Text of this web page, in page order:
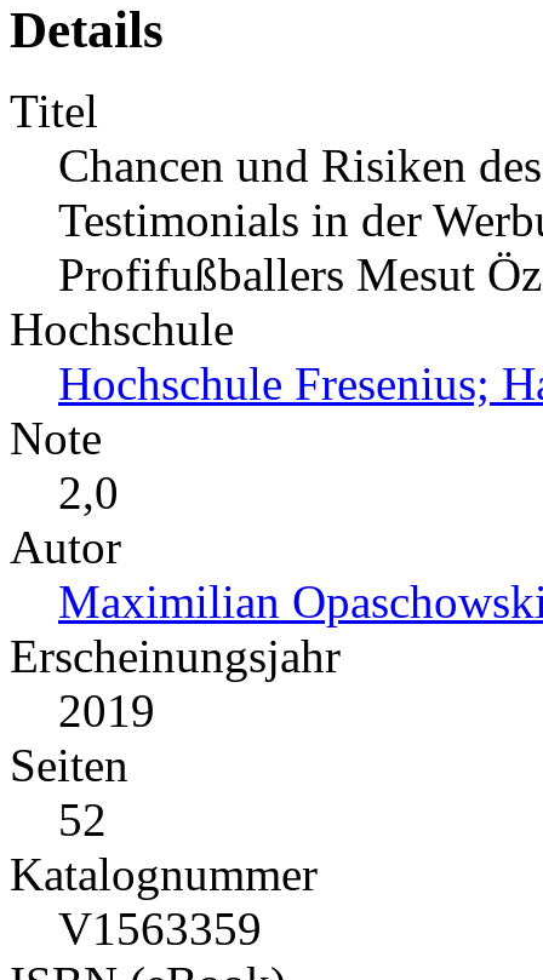
Details
Titel
Chancen und Risiken
Testimonials in der
Profifußballers Mesut
Hochschule
Hochschule Fresenius;
Note
2,0
Autor
Maximilian
Erscheinungsjahr
2019
Seiten
52
Katalognummer
V1563359